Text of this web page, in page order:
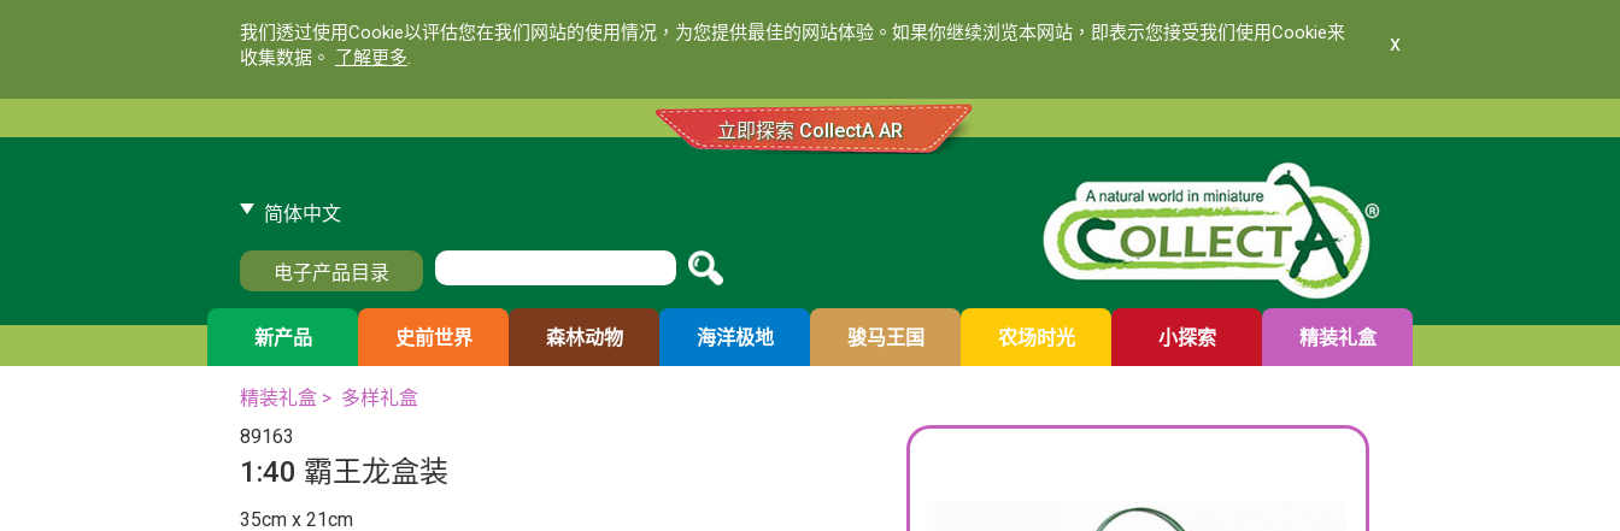
我们透过使用Cookie以评估您在我们网站的使用情况，为您提供最佳的网站体验。如果你继续浏览本网站，即表示您接受我们使用Cookie来
收集数据。 了解更多.
x
立即探索 CollectA AR
简体中文
电子产品目录
新产品 史前世界 森林动物 海洋极地 骏马王国 农场时光 小探索 精装礼盒
精装礼盒> 多样礼盒
89163
1:40 霸王龙盒装
35cm x 21cm